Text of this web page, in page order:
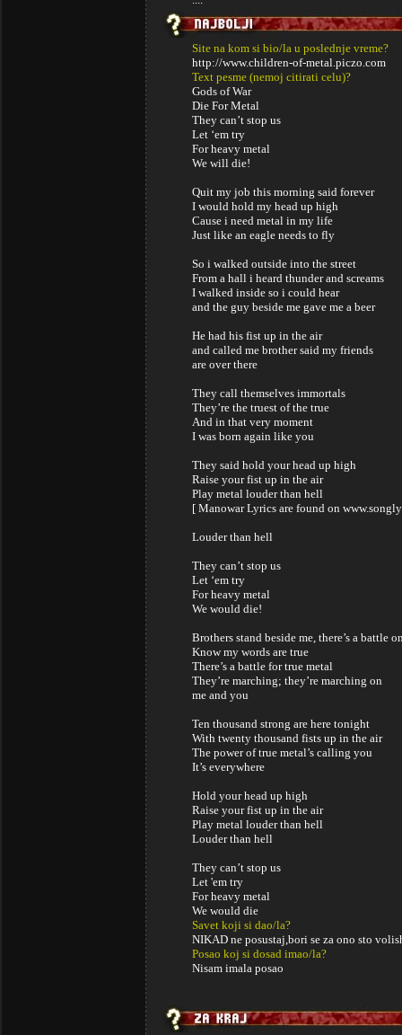
Site na kom si bio/la u poslednje vreme?
http://www.children-of-metal.piczo.com
Text pesme (nemoj citirati celu)?
Gods of War
Die For Metal
They can’t stop us
Let ‘em try
For heavy metal
We will die!
Quit my job this morning said forever
I would hold my head up high
Cause i need metal in my life
Just like an eagle needs to fly
So i walked outside into the street
From a hall i heard thunder and screams
I walked inside so i could hear
and the guy beside me gave me a beer
He had his fist up in the air
and called me brother said my friends
are over there
They call themselves immortals
They’re the truest of the true
And in that very moment
I was born again like you
They said hold your head up high
Raise your fist up in the air
Play metal louder than hell
[ Manowar Lyrics are found on
Louder than hell
They can’t stop us
Let ‘em try
For heavy metal
We would die!
Brothers stand beside me, there’s a battle
Know my words are true
There’s a battle for true metal
They’re marching; they’re marching on
me and you
Ten thousand strong are here tonight
With twenty thousand fists up in the air
The power of true metal’s calling you
It’s everywhere
Hold your head up high
Raise your fist up in the air
Play metal louder than hell
Louder than hell
They can’t stop us
Let 'em try
For heavy metal
We would die
Savet koji si dao/la?
NIKAD ne posustaj,bori se za ono sto
Posao koj si dosad imao/la?
Nisam imala posao